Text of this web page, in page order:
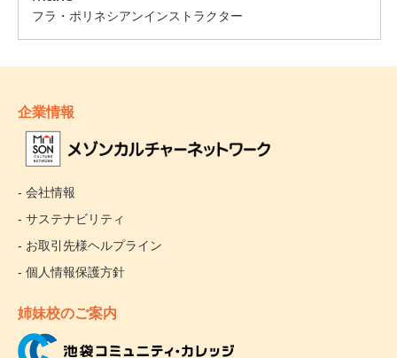
企業情報
- 会社情報
- サステナビリティ
- お取引先様ヘルプライン
- 個人情報保護方針
姉妹校のご案内